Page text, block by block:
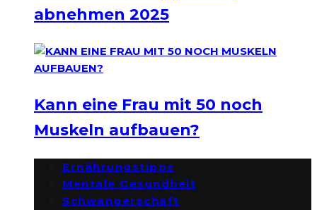
abnehmen 2025
Kann eine Frau mit 50 noch
Muskeln aufbauen?
Ernährungstipps
Mentale Gesundheit
Schwangerschaft